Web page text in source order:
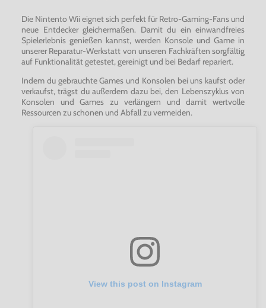
Die Nintento Wii eignet sich perfekt für Retro-Gaming-Fans und
neue Entdecker gleichermaßen. Damit du ein einwandfreies
Spielerlebnis genießen kannst, werden Konsole und Game in
unserer Reparatur-Werkstatt von unseren Fachkräften sorgfältig
auf Funktionalität getestet, gereinigt und bei Bedarf repariert.
Indem du gebrauchte Games und Konsolen bei uns kaufst oder
verkaufst, trägst du außerdem dazu bei, den Lebenszyklus von
Konsolen und Games zu verlängern und damit wertvolle
Ressourcen zu schonen und Abfall zu vermeiden.
View this post on Instagram